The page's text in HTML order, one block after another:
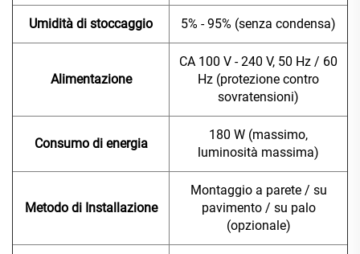
Umidità di stoccaggio 5% - 95% (senza condensa)
Alimentazione
CA 100 V - 240 V, 50 Hz / 60
Hz (protezione contro
sovratensioni)
Consumo di energia
180 W (massimo,
luminosità massima)
Metodo di Installazione
Montaggio a parete / su
pavimento / su palo
(opzionale)